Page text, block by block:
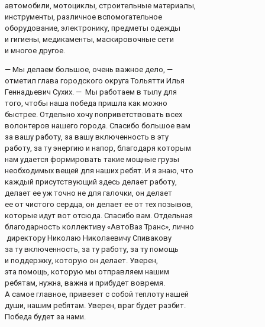
автомобили, мотоциклы, строительные материалы,
инструменты, различное вспомогательное
оборудование, электронику, предметы одежды
и гигиены, медикаменты, маскировочные сети
и многое другое.
— Мы делаем большое, очень важное дело, —
отметил глава городского округа Тольятти Илья
Геннадьевич Сухих. — Мы работаем в тылу для
того, чтобы наша победа пришла как можно
быстрее. Отдельно хочу поприветствовать всех
волонтеров нашего города. Спасибо большое вам
за вашу работу, за вашу включенность в эту
работу, за ту энергию и напор, благодаря которым
нам удается формировать такие мощные грузы
необходимых вещей для наших ребят. И я знаю, что
каждый присутствующий здесь делает работу,
делает ее уж точно не для галочки, он делает
ее от чистого сердца, он делает ее от тех позывов,
которые идут вот отсюда. Спасибо вам. Отдельная
благодарность коллективу «АвтоВаз Транс», лично
директору Николаю Николаевичу Спивакову
за ту включенность, за ту работу, за ту помощь
и поддержку, которую он делает. Уверен,
эта помощь, которую мы отправляем нашим
ребятам, нужна, важна и прибудет вовремя.
А самое главное, привезет с собой теплоту нашей
души, нашим ребятам. Уверен, враг будет разбит.
Победа будет за нами.